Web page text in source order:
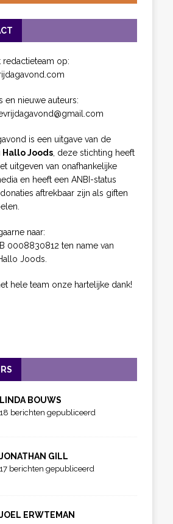
redactieteam op:
en nieuwe auteurs:
is een uitgave van de
Joods, deze stichting heeft
uitgeven van onafhankelijke
en heeft een ANBI-status
aftrekbaar zijn als giften
naar:
0008830812 ten name van
Joods.
hele team onze hartelijke dank!
LINDA BOUWS
18 berichten gepubliceerd
JONATHAN GILL
17 berichten gepubliceerd
JOEL ERWTEMAN